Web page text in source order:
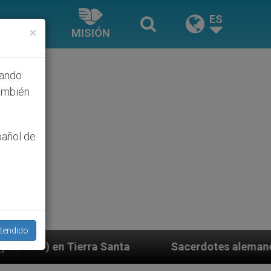
MISIÓN
ES
Sacerdotes alemanes fieles al Papa
×
de